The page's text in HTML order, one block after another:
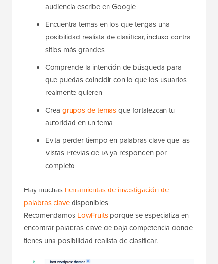
audiencia escribe en Google
Encuentra temas en los que tengas una
posibilidad realista de clasificar, incluso contra
sitios más grandes
Comprende la intención de búsqueda para
que puedas coincidir con lo que los usuarios
realmente quieren
Crea grupos de temasque fortalezcan tu
autoridad en un tema
Evita perder tiempo en palabras clave que las
Vistas Previas de IA ya responden por
completo
Hay muchas herramientas de investigación de
palabras clavedisponibles.
Recomendamos LowFruits porque se especializa en
encontrar palabras clave de baja competencia donde
tienes una posibilidad realista de clasificar.